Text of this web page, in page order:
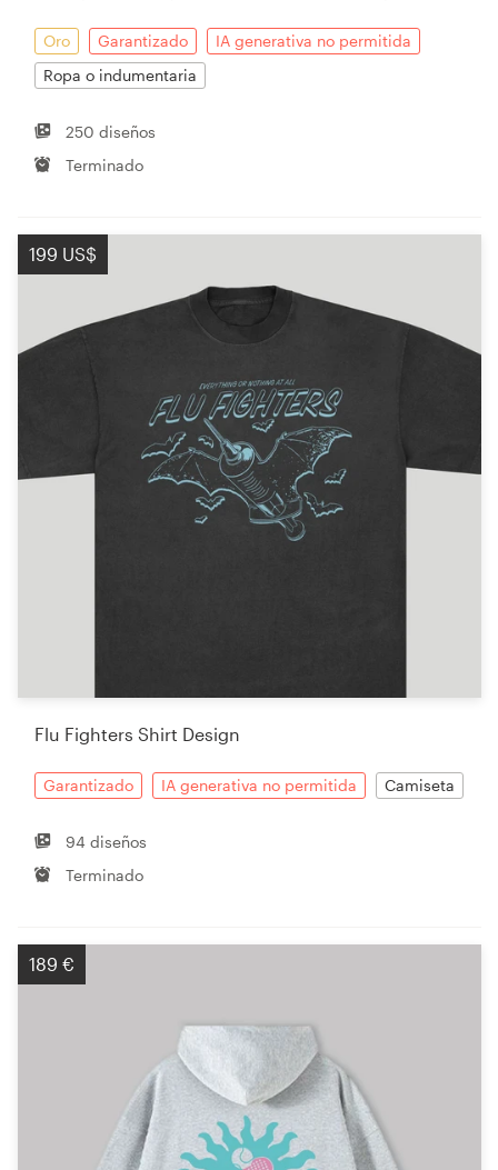
Oro Garantizado
IA generativa no permitida
Ropa o indumentaria
250 diseños
Terminado
199 US$
Flu Fighters Shirt Design
Garantizado IA generativa no permitida Camiseta
94 diseños
Terminado
189 €